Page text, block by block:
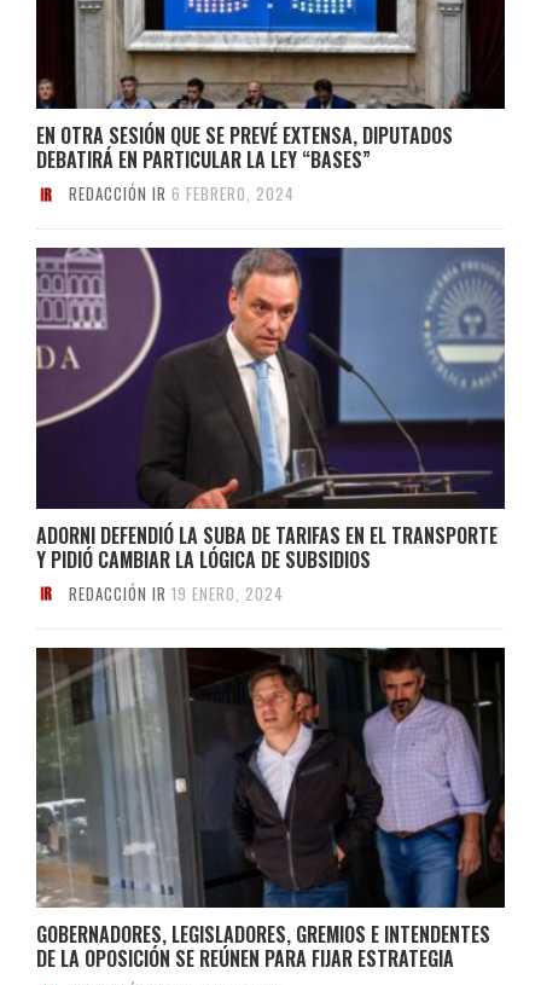
EN OTRA SESIÓN QUE SE PREVÉ EXTENSA, DIPUTADOS
DEBATIRÁ EN PARTICULAR LA LEY “BASES”
REDACCIÓN IR 6 FEBRERO, 2024
ADORNI DEFENDIÓ LA SUBA DE TARIFAS EN EL TRANSPORTE
Y PIDIÓ CAMBIAR LA LÓGICA DE SUBSIDIOS
REDACCIÓN IR 19 ENERO, 2024
GOBERNADORES, LEGISLADORES, GREMIOS E INTENDENTES
DE LA OPOSICIÓN SE REÚNEN PARA FIJAR ESTRATEGIA